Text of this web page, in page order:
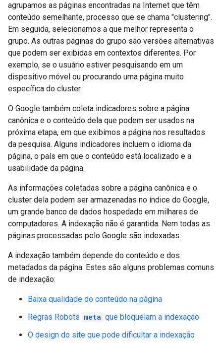
agrupamos as páginas encontradas na Internet que têm
conteúdo semelhante, processo que se chama "clustering".
Em seguida, selecionamos a que melhor representa o
grupo. As outras páginas do grupo são versões alternativas
que podem ser exibidas em contextos diferentes. Por
exemplo, se o usuário estiver pesquisando em um
dispositivo móvel ou procurando uma página muito
específica do cluster.
O Google também coleta indicadores sobre a página
canônica e o conteúdo dela que podem ser usados na
próxima etapa, em que exibimos a página nos resultados
da pesquisa. Alguns indicadores incluem o idioma da
página, o país em que o conteúdo está localizado e a
usabilidade da página.
As informações coletadas sobre a página canônica e o
cluster dela podem ser armazenadas no índice do Google,
um grande banco de dados hospedado em milhares de
computadores. A indexação não é garantida. Nem todas as
páginas processadas pelo Google são indexadas.
A indexação também depende do conteúdo e dos
metadados da página. Estes são alguns problemas comuns
de indexação:
Baixa qualidade do conteúdo na página
Regras Robots meta que bloqueiam a indexação
O design do site que pode dificultar a indexação